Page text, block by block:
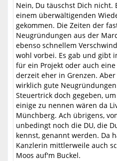
Nein, Du täuschst Dich nicht.
einem überwältigenden
gekommen. Die Zeiten der
Neugründungen aus der
ebenso schnellem
wohl vorbei. Es gab und gibt
für ein Projekt oder auch
derzeit eher in Grenzen.
wirklich gute
Steuertrick doch gegeben,
einige zu nennen wären da
Münchberg. Ach übrigens,
unbedingt noch die DU, die
kennst, genannt werden. Da
Kanzlerin mittlerweile auch
Moos auf'm Buckel.